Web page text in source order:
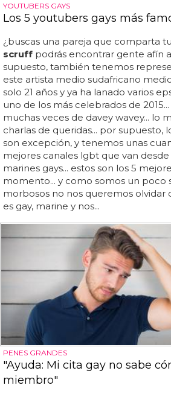
YOUTUBERS GAYS
Los 5 youtubers gays más
¿buscas una pareja que comparta
scruff podrás encontrar gente afín
supuesto, también tenemos
este artista medio sudafricano
solo 21 años y ya ha lanado varios
uno de los más celebrados de
muchas veces de davey wavey... lo
charlas de queridas... por supuesto,
son excepción, y tenemos unas
mejores canales lgbt que van
marines gays... estos son los 5
momento... y como somos un poco
morbosos no nos queremos olvidar
es gay, marine y nos...
PENES GRANDES
"Ayuda: Mi cita gay no sabe
miembro"